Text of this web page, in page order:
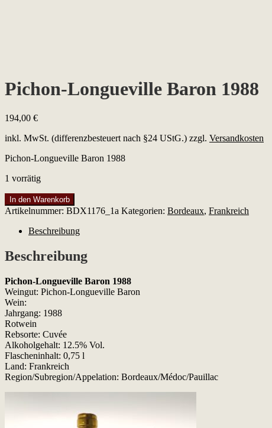
Pichon-Longueville Baron 1988
194,00 €
inkl. MwSt. (differenzbesteuert nach §24 UStG.) zzgl. Versandkosten
Pichon-Longueville Baron 1988
1 vorrätig
Pichon-
Longueville
1988
In den Warenkorb
Artikelnummer: BDX1176_1a Kategorien: Bordeaux, Frankreich
Beschreibung
Beschreibung
Pichon-Longueville Baron 1988
Weingut: Pichon-Longueville Baron
Wein:
Jahrgang: 1988
Rotwein
Rebsorte: Cuvée
Alkoholgehalt: 12.5% Vol.
Flascheninhalt: 0,75 l
Land: Frankreich
Region/Subregion/Appelation: Bordeaux/Médoc/Pauillac